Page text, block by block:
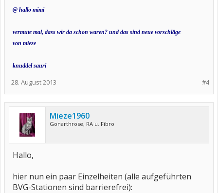
@ hallo mimi
vermute mal, dass wir da schon waren? und das sind neue vorschläge
von mieze
knuddel sauri
#4
28. August 2013
Mieze1960
Gonarthrose, RA u. Fibro
Hallo,
hier nun ein paar Einzelheiten (alle aufgeführten
BVG-Stationen sind barrierefrei):